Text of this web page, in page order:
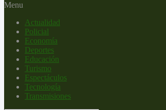
Menu
Actualidad
Policial
Economía
Deportes
Educación
Turismo
Espectáculos
Tecnología
Transmisiones